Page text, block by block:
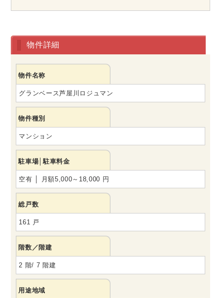
物件詳細
物件名称
グランベース芦屋川ロジュマン
物件種別
マンション
駐車場│駐車料金
空有 │ 月額5,000～18,000 円
総戸数
161 戸
階数／階建
2 階/ 7 階建
用途地域